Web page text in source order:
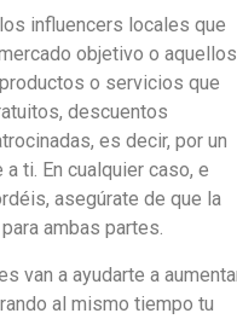
influencers locales que
objetivo o aquellos
o servicios que
descuentos
es decir, por un
ti. En cualquier caso, e
asegúrate de que la
ambas partes.
van a ayudarte a
al mismo tiempo tu